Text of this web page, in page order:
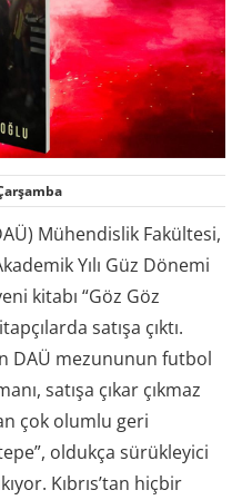
Mühendislik Fakültesi,
Yılı Güz Dönemi
kitabı “Göz Göz
satışa çıktı.
DAÜ mezununun futbol
satışa çıkar çıkmaz
çok olumlu geri
oldukça sürükleyici
Kıbrıs’tan hiçbir